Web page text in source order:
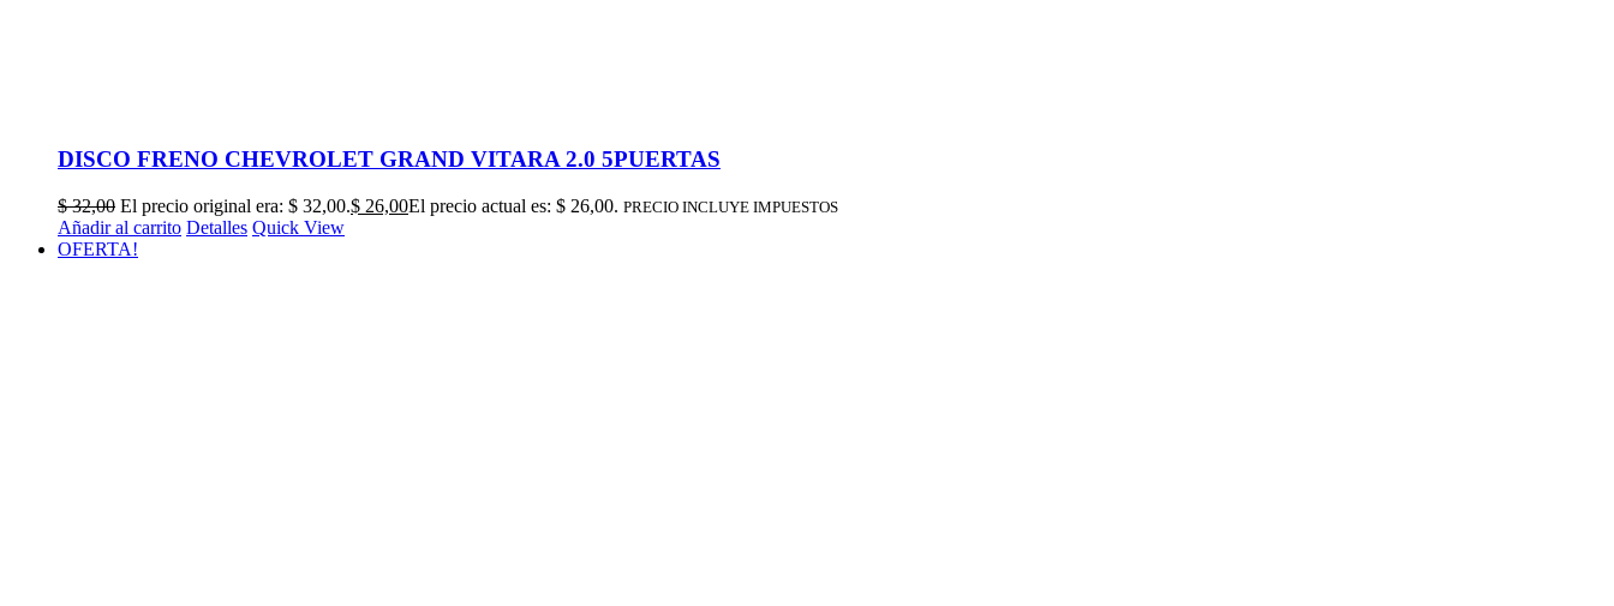
DISCO FRENO CHEVROLET GRAND VITARA 2.0 5PUERTAS
$32,00 El precio original era: $ 32,00.$ 26,00El precio actual es: $ 26,00. PRECIO INCLUYE IMPUESTOS
Añadir al carrito Detalles Quick View
OFERTA!